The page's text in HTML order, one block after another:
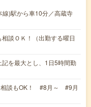
)駅から車10分／高蔵寺
談ＯＫ！（出勤する曜日
を最大とし、1日5時間勤
相談もOK！ #8月～ #9月